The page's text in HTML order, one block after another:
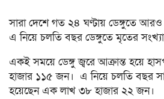
সারা দেশে গত ২৪ ঘণ্টায় ডেঙ্গুতে
এ নিয়ে চলতি বছর ডেঙ্গুতে মৃতের
একই সময়ে ডেঙ্গু জ্বরে আক্রান্ত হয়ে
হাজার ১১৫ জন। এ নিয়ে চলতি বছর
হয়েছেন এক লাখ ৩৮ হাজার ২২ জন।